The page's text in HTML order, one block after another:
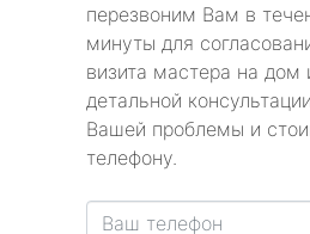
перезвоним Вам в
минуты для
визита мастера на дом
детальной
Вашей проблемы и
телефону.